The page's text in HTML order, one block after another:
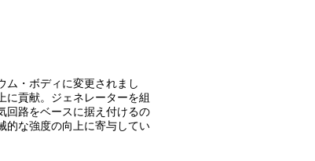
ム・ボディに変更されまし
に貢献。ジェネレーターを組
回路をベースに据え付けるの
的な強度の向上に寄与してい